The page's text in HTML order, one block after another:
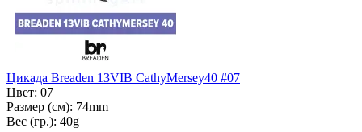
Цикада Breaden 13VIB CathyMersey40 #07
Цвет: 07
Размер (см): 74mm
Вес (гр.): 40g